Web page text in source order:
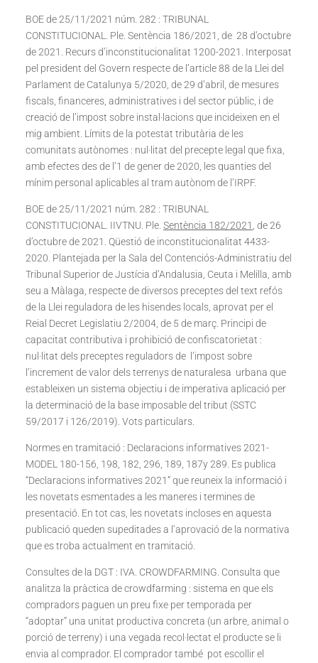
BOE de 25/11/2021 núm. 282 : TRIBUNAL
CONSTITUCIONAL. Ple. Sentència 186/2021, de 28 d’octubre
de 2021. Recurs d’inconstitucionalitat 1200-2021. Interposat
pel president del Govern respecte de l’article 88 de la Llei del
Parlament de Catalunya 5/2020, de 29 d’abril, de mesures
fiscals, financeres, administratives i del sector públic, i de
creació de l’impost sobre instal·lacions que incideixen en el
mig ambient. Límits de la potestat tributària de les
comunitats autònomes : nul·litat del precepte legal que fixa,
amb efectes des de l’1 de gener de 2020, les quanties del
mínim personal aplicables al tram autònom de l’IRPF.
BOE de 25/11/2021 núm. 282 : TRIBUNAL
CONSTITUCIONAL. IIVTNU. Ple. Sentència 182/2021 , de 26
d’octubre de 2021. Qüestió de inconstitucionalitat 4433-
2020. Plantejada per la Sala del Contenciós-Administratiu del
Tribunal Superior de Justícia d’Andalusia, Ceuta i Melilla, amb
seu a Màlaga, respecte de diversos preceptes del text refós
de la Llei reguladora de les hisendes locals, aprovat per el
Reial Decret Legislatiu 2/2004, de 5 de març. Principi de
capacitat contributiva i prohibició de confiscatorietat :
nul·litat dels preceptes reguladors de l’impost sobre
l’increment de valor dels terrenys de naturalesa urbana que
estableixen un sistema objectiu i de imperativa aplicació per
la determinació de la base imposable del tribut (SSTC
59/2017 i 126/2019). Vots particulars.
Normes en tramitació : Declaracions informatives 2021-
MODEL 180-156, 198, 182, 296, 189, 187y 289. Es publica
“Declaracions informatives 2021” que reuneix la informació i
les novetats esmentades a les maneres i termines de
presentació. En tot cas, les novetats incloses en aquesta
publicació queden supeditades a l’aprovació de la normativa
que es troba actualment en tramitació.
Consultes de la DGT : IVA. CROWDFARMING. Consulta que
analitza la pràctica de crowdfarming : sistema en que els
compradors paguen un preu fixe per temporada per
“adoptar” una unitat productiva concreta (un arbre, animal o
porció de terreny) i una vegada recol·lectat el producte se li
envia al comprador. El comprador també pot escollir el